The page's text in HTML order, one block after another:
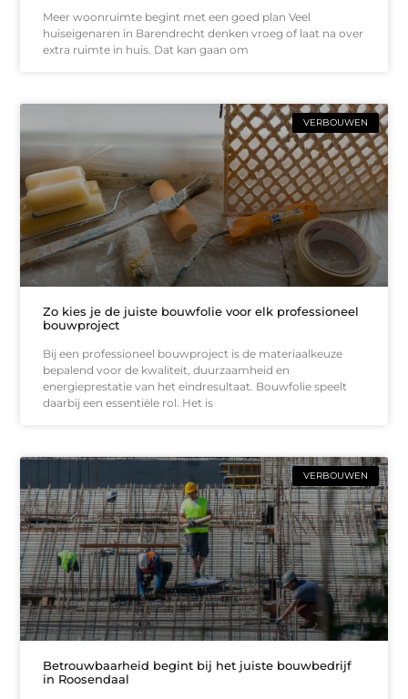
Meer woonruimte begint met een goed plan Veel
huiseigenaren in Barendrecht denken vroeg of laat na over
extra ruimte in huis. Dat kan gaan om
VERBOUWEN
Zo kies je de juiste bouwfolie voor elk professioneel
bouwproject
Bij een professioneel bouwproject is de materiaalkeuze
bepalend voor de kwaliteit, duurzaamheid en
energieprestatie van het eindresultaat. Bouwfolie speelt
daarbij een essentiële rol. Het is
VERBOUWEN
Betrouwbaarheid begint bij het juiste bouwbedrijf
in Roosendaal